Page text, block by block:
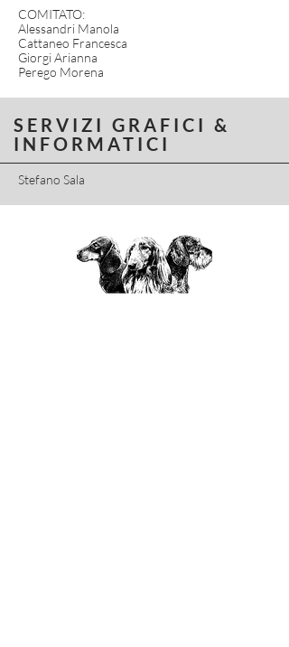
COMITATO:
Alessandri Manola
Cattaneo Francesca
Giorgi Arianna
Perego Morena
SERVIZI GRAFICI &
INFORMATICI
Stefano Sala